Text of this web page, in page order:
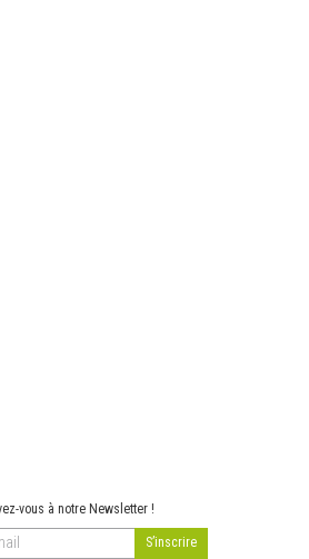
vous à notre Newsletter !